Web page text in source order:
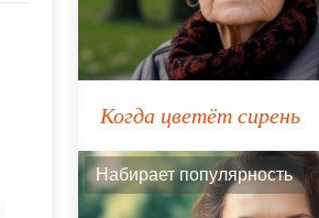
Когда цветёт сирень
Набирает популярность